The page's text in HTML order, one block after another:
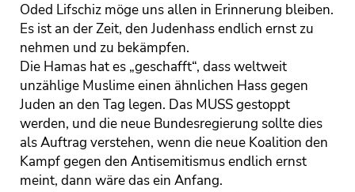
Oded Lifschiz möge uns allen in Erinnerung bleiben.
Es ist an der Zeit, den Judenhass endlich ernst zu
nehmen und zu bekämpfen.
Die Hamas hat es „geschafft“, dass weltweit
unzählige Muslime einen ähnlichen Hass gegen
Juden an den Tag legen. Das MUSS gestoppt
werden, und die neue Bundesregierung sollte dies
als Auftrag verstehen, wenn die neue Koalition den
Kampf gegen den Antisemitismus endlich ernst
meint, dann wäre das ein Anfang.